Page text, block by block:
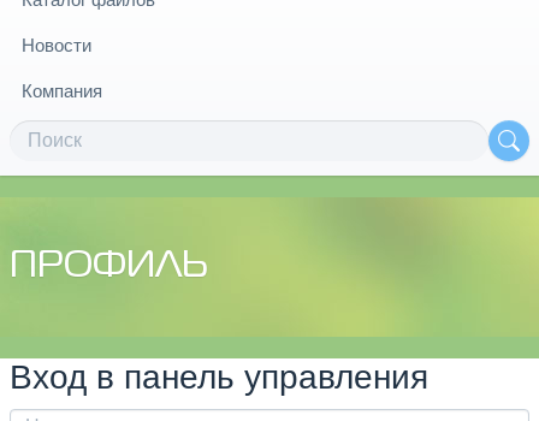
Новости
Компания
ПРОФИЛЬ
Вход в панель управления